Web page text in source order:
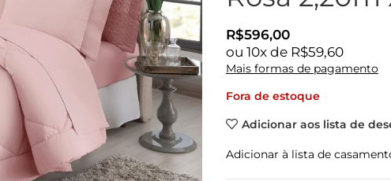
R$596,00
ou 10x de R$59,60
Mais formas de pagamento
Fora de estoque
Adicionar aos lista de
Adicionar à lista de